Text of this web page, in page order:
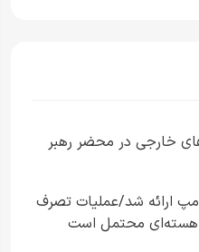
خارجی در محضر رهبر
ارائه شد/عملیات تصرف
هسته‌ای محتمل است